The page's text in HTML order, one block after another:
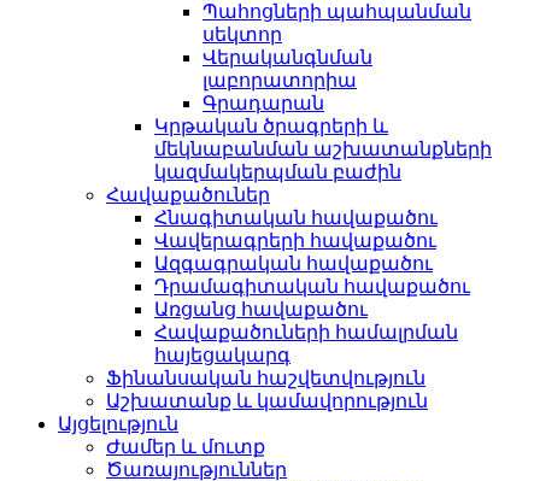
Պահոցների պահպանման
սեկտոր
Վերականգնման
լաբորատորիա
Գրադարան
Կրթական ծրագրերի և
մեկնաբանման աշխատանքների
կազմակերպման բաժին
Հավաքածուներ
Հնագիտական հավաքածու
Վավերագրերի հավաքածու
Ազգագրական հավաքածու
Դրամագիտական հավաքածու
Առցանց հավաքածու
Հավաքածուների համալրման
հայեցակարգ
Ֆինանսական հաշվետվություն
Աշխատանք և կամավորություն
Այցելություն
Ժամեր և մուտք
Ծառայություններ